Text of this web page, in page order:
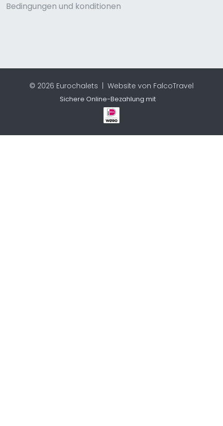
Bedingungen und konditionen
© 2026 Eurochalets | Website von FalcoTravel
Sichere Online-Bezahlung mit